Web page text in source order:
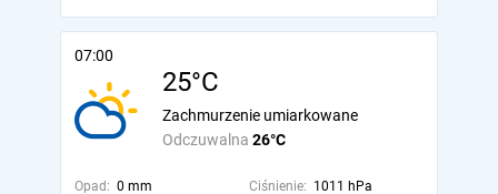
07:00
25°C
Odczuwalna 26°C
Zachmurzenie umiarkowane
Opad: 0 mm Ciśnienie: 1011 hPa